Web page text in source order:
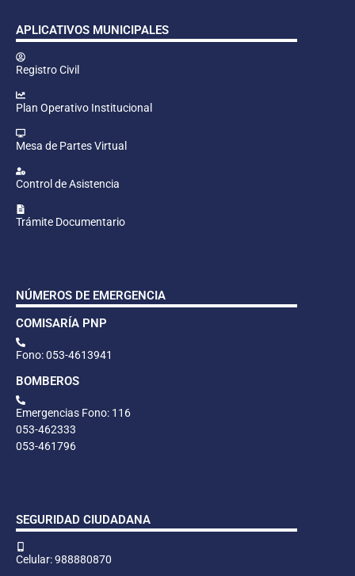
APLICATIVOS MUNICIPALES
Registro Civil
Plan Operativo Institucional
Mesa de Partes Virtual
Control de Asistencia
Trámite Documentario
NÚMEROS DE EMERGENCIA
COMISARÍA PNP
Fono: 053-4613941
BOMBEROS
Emergencias Fono: 116
053-462333
053-461796
SEGURIDAD CIUDADANA
Celular: 988880870